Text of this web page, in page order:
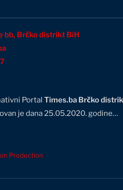
bb, Brčko distrikt BiH
Portal Times.ba Brčko
je dana 25.05.2020. godine…
Production